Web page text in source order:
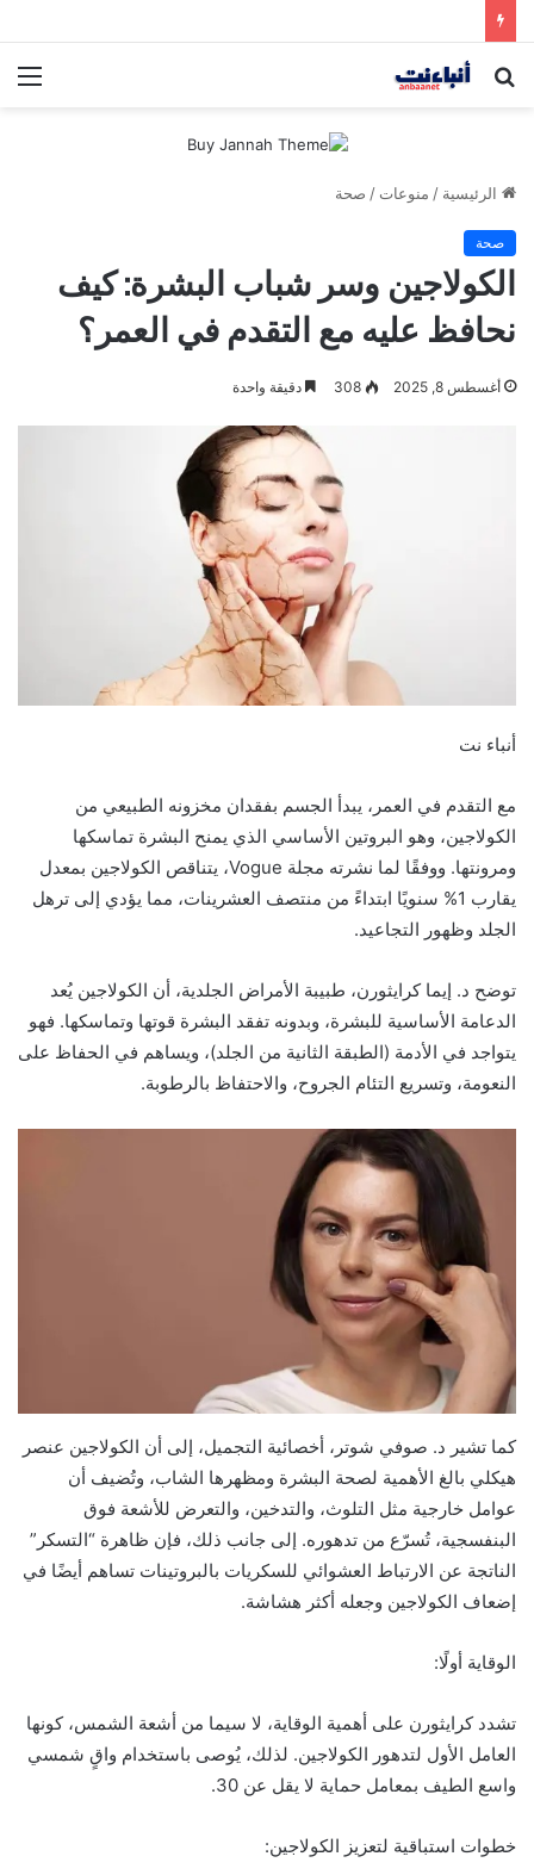
بحث
الرئيسية / منوعات / صحة
صحة
الكولاجين وسر شباب البشرة: كيف
نحافظ عليه مع التقدم في العمر؟
أغسطس 8, 2025 308 دقيقة واحدة
أنباء نت
مع التقدم في العمر، يبدأ الجسم بفقدان مخزونه الطبيعي من
الكولاجين، وهو البروتين الأساسي الذي يمنح البشرة تماسكها
ومرونتها. ووفقًا لما نشرته مجلة Vogue، يتناقص الكولاجين بمعدل
يقارب 1% سنويًا ابتداءً من منتصف العشرينات، مما يؤدي إلى ترهل
الجلد وظهور التجاعيد.
توضح د. إيما كرايثورن، طبيبة الأمراض الجلدية، أن الكولاجين يُعد
الدعامة الأساسية للبشرة، وبدونه تفقد البشرة قوتها وتماسكها. فهو
يتواجد في الأدمة (الطبقة الثانية من الجلد)، ويساهم في الحفاظ على
النعومة، وتسريع التئام الجروح، والاحتفاظ بالرطوبة.
كما تشير د. صوفي شوتر، أخصائية التجميل، إلى أن الكولاجين عنصر
هيكلي بالغ الأهمية لصحة البشرة ومظهرها الشاب، وتُضيف أن
عوامل خارجية مثل التلوث، والتدخين، والتعرض للأشعة فوق
البنفسجية، تُسرّع من تدهوره. إلى جانب ذلك، فإن ظاهرة “التسكر”
الناتجة عن الارتباط العشوائي للسكريات بالبروتينات تساهم أيضًا في
إضعاف الكولاجين وجعله أكثر هشاشة.
الوقاية أولًا:
تشدد كرايثورن على أهمية الوقاية، لا سيما من أشعة الشمس، كونها
العامل الأول لتدهور الكولاجين. لذلك، يُوصى باستخدام واقٍ شمسي
واسع الطيف بمعامل حماية لا يقل عن 30.
خطوات استباقية لتعزيز الكولاجين: